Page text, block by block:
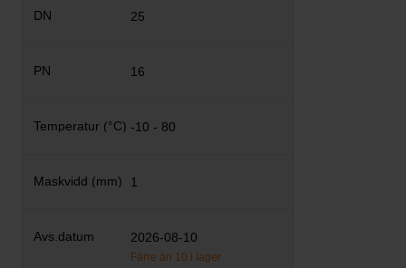
25
16
-10 - 80
1
2026-08-10
Färre än 10 i lager